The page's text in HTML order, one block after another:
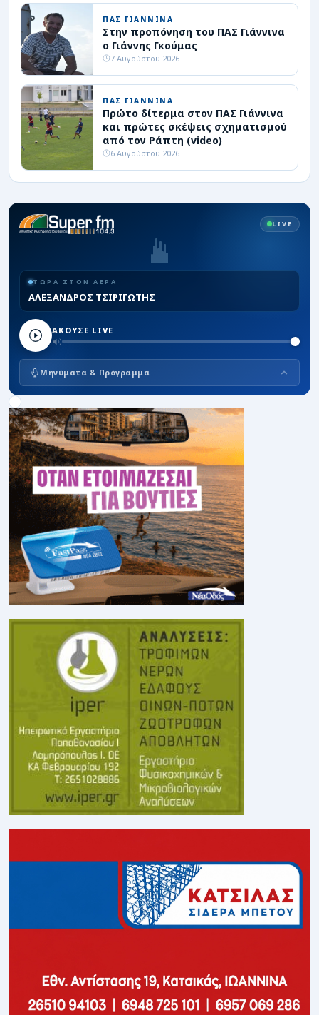
ΠΑΣ ΓΙΑΝΝΙΝΑ
Στην προπόνηση του ΠΑΣ Γιάννινα
ο Γιάννης Γκούμας
7 Αυγούστου 2026
ΠΑΣ ΓΙΑΝΝΙΝΑ
Πρώτο δίτερμα στον ΠΑΣ Γιάννινα
και πρώτες σκέψεις σχηματισμού
από τον Ράπτη (video)
6 Αυγούστου 2026
LIVE
ΤΩΡΑ ΣΤΟΝ ΑΕΡΑ
ΑΛΕΞΑΝΔΡΟΣ ΤΣΙΡΙΓΩΤΗΣ
ΑΚΟΥΣΕ LIVE
Μηνύματα & Πρόγραμμα